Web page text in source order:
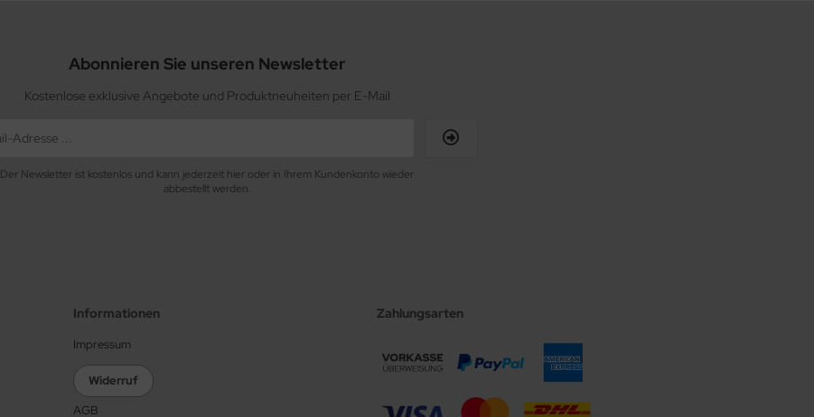
Abonnieren Sie unseren Newsletter
Kostenlose exklusive Angebote und Produktneuheiten per E-Mail
Der Newsletter ist kostenlos und kann jederzeit hier oder in Ihrem Kundenkonto wieder
abbestellt werden.
Informationen
Impressum
Widerruf
AGB
Zahlungsarten